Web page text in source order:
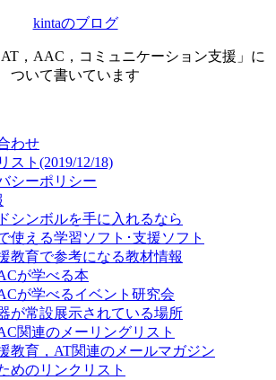
kintaのブログ
AT，AAC，コミュニケーション支援」に
ついて書いています
わせ
スト(2019/12/18)
シーポリシー
シンボルを手に入れるなら
使える学習ソフト･支援ソフト
教育で参考になる教材情報
が学べる本
が学べるイベント研究会
が常設展示されている場所
関連のメーリングリスト
教育，AT関連のメールマガジン
めのリンクリスト